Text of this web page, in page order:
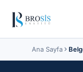
Ana Sayfa